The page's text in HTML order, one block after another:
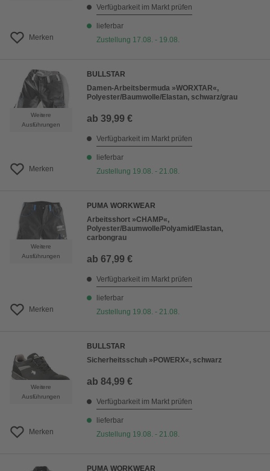
Merken
Verfügbarkeit im Markt prüfen
lieferbar
Zustellung 17.08. - 19.08.
Weitere
Ausführungen
Merken
BULLSTAR
Damen-Arbeitsbermuda »WORXTAR«,
Polyester/Baumwolle/Elastan, schwarz/grau
ab 39,99 €
Verfügbarkeit im Markt prüfen
lieferbar
Zustellung 19.08. - 21.08.
Weitere
Ausführungen
Merken
PUMA WORKWEAR
Arbeitsshort »CHAMP«,
Polyester/Baumwolle/Polyamid/Elastan,
carbongrau
ab 67,99 €
Verfügbarkeit im Markt prüfen
lieferbar
Zustellung 19.08. - 21.08.
Weitere
Ausführungen
Merken
BULLSTAR
Sicherheitsschuh »POWERX«, schwarz
ab 84,99 €
Verfügbarkeit im Markt prüfen
lieferbar
Zustellung 19.08. - 21.08.
PUMA WORKWEAR